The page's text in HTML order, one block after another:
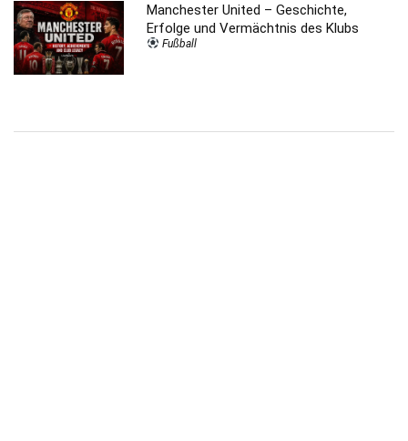
Manchester United – Geschichte,
Erfolge und Vermächtnis des Klubs
Fußball